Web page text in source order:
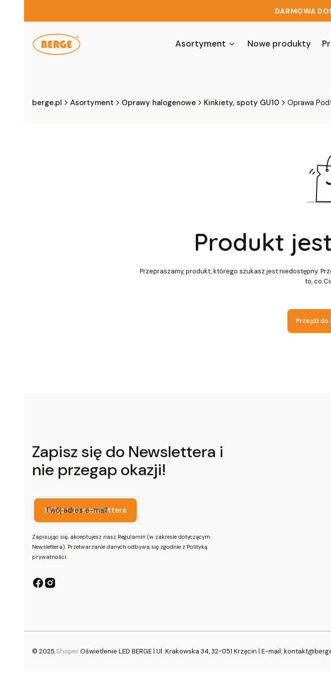
DARMOWA
Asortyment Nowe produkty
berge.pl Asortyment Oprawy halogenowe Kinkiety, spoty GU10 Oprawa
Produkt
Przepraszamy, produkt, którego szukasz jest niedostępny.
to, co
Przejdź do
Zapisz się do Newslettera i
nie przegap okazji!
Twój adres e-mail
Dołącz do newslettera
Zapisując się, akceptujesz nasz Regulamin (w zakresie dotyczącym
Newslettera). Przetwarzanie danych odbywa się zgodnie z Polityką
prywatności.
© 2025 ShoperOświetlenie LED BERGE | Ul. Krakowska 34, 32-051 Krzęcin | E-mail: